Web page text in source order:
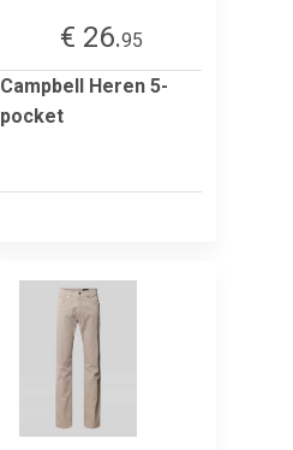
€ 26.95
Campbell Heren 5-
pocket